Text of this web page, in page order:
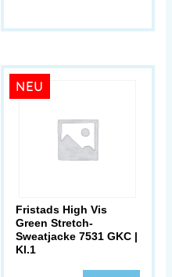
NEU
Fristads High Vis
Green Stretch-
Sweatjacke 7531 GKC |
Kl.1